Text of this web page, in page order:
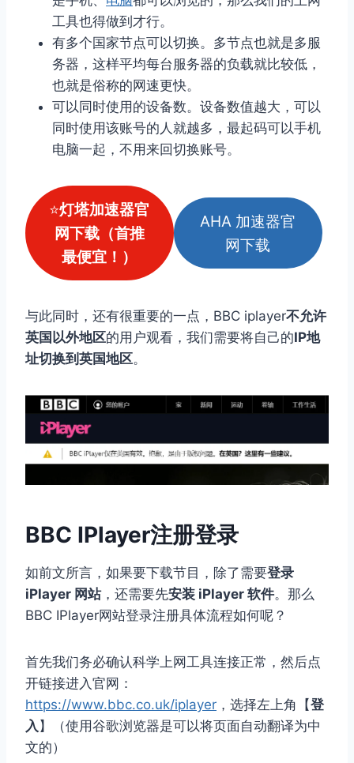
工具也得做到才行。
有多个国家节点可以切换。多节点也就是多服
务器，这样平均每台服务器的负载就比较低，
也就是俗称的网速更快。
可以同时使用的设备数。设备数值越大，可以
同时使用该账号的人就越多，最起码可以手机
电脑一起，不用来回切换账号。
⭐灯塔加速器官
网下载（首推
最便宜！）
AHA 加速器官
网下载
与此同时，还有很重要的一点，BBC iplayer不允许
英国以外地区的用户观看，我们需要将自己的IP地
址切换到英国地区。
BBC IPlayer注册登录
如前文所言，如果要下载节目，除了需要登录
iPlayer 网站，还需要先安装 iPlayer 软件。那么
BBC IPlayer网站登录注册具体流程如何呢？
首先我们务必确认科学上网工具连接正常，然后点
开链接进入官网：
https://www.bbc.co.uk/iplayer ，选择左上角【登
入 】（使用谷歌浏览器是可以将页面自动翻译为中
文的）